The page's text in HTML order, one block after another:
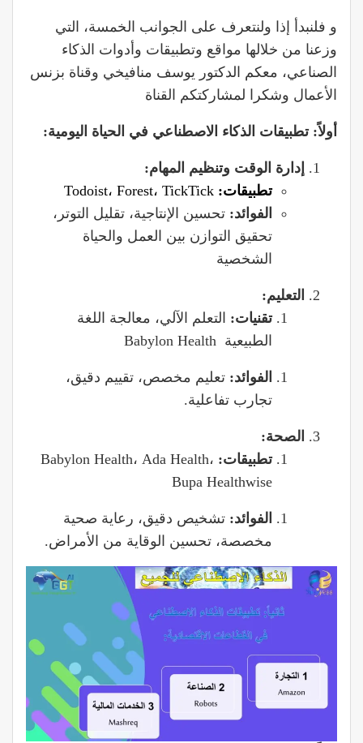
و فلنبدأ إذا ولنتعرف على الجوانب الخمسة، التي
وزعنا من خلالها مواقع وتطبيقات وأدوات الذكاء
الصناعي، معكم الدكتور يوسف منافيخي وقناة بزنس
الأعمال وشكرا لمشاركتكم القناة
أولاً: تطبيقات الذكاء الاصطناعي في الحياة اليومية:
إدارة الوقت وتنظيم المهام:
تطبيقات:
الفوائد: تحسين الإنتاجية، تقليل التوتر،
تحقيق التوازن بين العمل والحياة
الشخصية
التعليم:
تقنيات: التعلم الآلي، معالجة اللغة
الطبيعية Babylon Health
الفوائد: تعليم مخصص، تقييم دقيق،
تجارب تفاعلية.
الصحة:
تطبيقات: Babylon Health، Ada Health،
Bupa Healthwise
الفوائد: تشخيص دقيق، رعاية صحية
مخصصة، تحسين الوقاية من الأمراض.